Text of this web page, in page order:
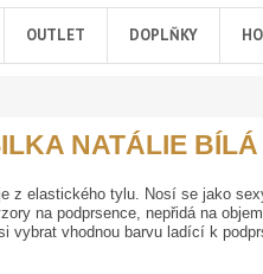
OUTLET DOPLŇKY
NATÁLIE BÍLÁ
z elastického tylu. Nosí se jako
na podprsence, nepřidá na
vybrat vhodnou barvu ladící k